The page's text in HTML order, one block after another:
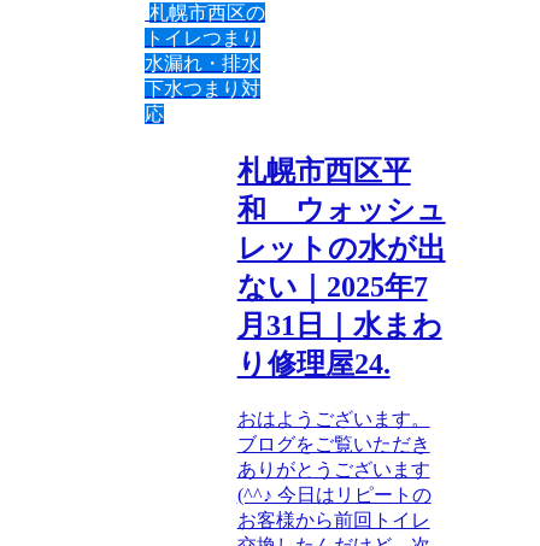
札幌市西区の
トイレつまり
水漏れ・排水
下水つまり対
応
札幌市西区平
和 ウォッシュ
レットの水が出
ない｜2025年7
月31日｜水まわ
り修理屋24.
おはようございます。
ブログをご覧いただき
ありがとうございます
(^^♪ 今日はリピートの
お客様から前回トイレ